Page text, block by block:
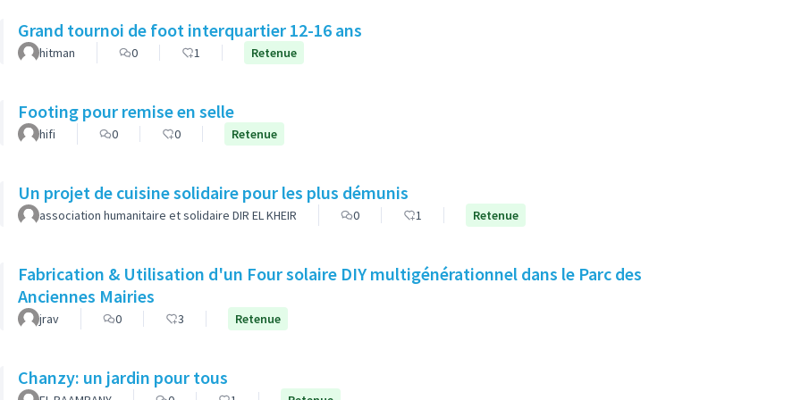
Grand tournoi de foot interquartier 12-16 ans
hitman 0 1 Retenue
Footing pour remise en selle
hifi 0 0 Retenue
Un projet de cuisine solidaire pour les plus démunis
association humanitaire et solidaire DIR EL KHEIR 0 1 Retenue
Fabrication & Utilisation d'un Four solaire DIY multigénérationnel dans le Parc des
Anciennes Mairies
jrav 0 3 Retenue
Chanzy: un jardin pour tous